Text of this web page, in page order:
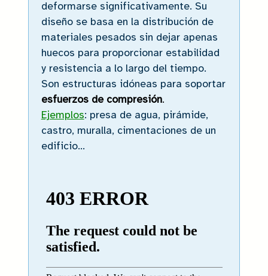
deformarse significativamente. Su
diseño se basa en la distribución de
materiales pesados sin dejar apenas
huecos para proporcionar estabilidad
y resistencia a lo largo del tiempo.
Son estructuras idóneas para soportar
esfuerzos de compresión.
Ejemplos: presa de agua, pirámide,
castro, muralla, cimentaciones de un
edificio…